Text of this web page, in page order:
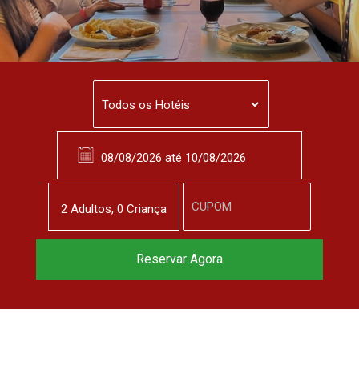
2 Adultos, 0 Criança
Reserve agora, com
Reservar Agora